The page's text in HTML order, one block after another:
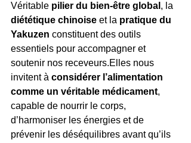
Véritable pilier du bien-être global , la
diététique chinoise et la pratique du
Yakuzen constituent des outils
essentiels pour accompagner et
soutenir nos receveurs.Elles nous
invitent à considérer l’alimentation
comme un véritable médicament,
capable de nourrir le corps,
d’harmoniser les énergies et de
prévenir les déséquilibres avant qu’ils